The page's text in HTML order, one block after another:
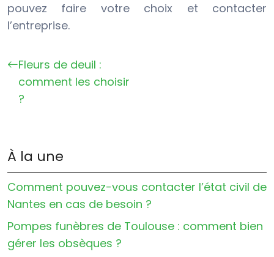
pouvez faire votre choix et contacter
l’entreprise.
Fleurs de deuil :
comment les choisir
?
À la une
Comment pouvez-vous contacter l’état civil de
Nantes en cas de besoin ?
Pompes funèbres de Toulouse : comment bien
gérer les obsèques ?